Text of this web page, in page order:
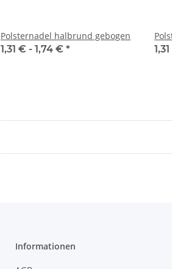
Polsternadel halbrund gebogen
1,31 € - 1,74 € *
Informationen